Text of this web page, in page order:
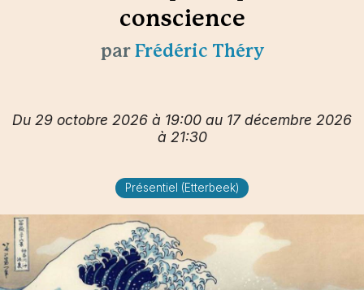
conscience
par Frédéric Théry
Du 29 octobre 2026 à 19:00 au 17 décembre 2026
à 21:30
Présentiel (Etterbeek)